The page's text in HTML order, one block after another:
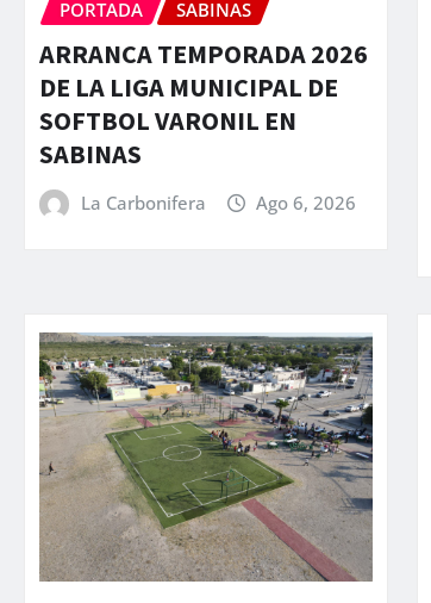
PORTADA SABINAS
ARRANCA TEMPORADA 2026
DE LA LIGA MUNICIPAL DE
SOFTBOL VARONIL EN
SABINAS
La Carbonifera Ago 6, 2026